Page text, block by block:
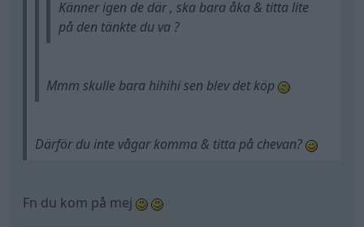
Känner igen de där , ska bara åka & titta lite
på den tänkte du va ?
Mmm skulle bara hihihi sen blev det köp
Därför du inte vågar komma & titta på chevan?
Fn du kom på mej